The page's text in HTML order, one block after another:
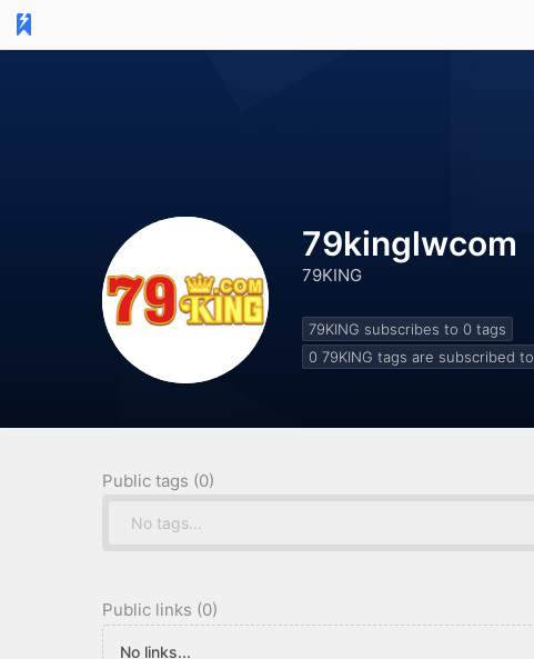
79kinglwcom
79KING
79KING subscribes to 0 tags
0 79KING tags are subscribed to
Public tags (0)
No tags...
Public links (0)
No links...